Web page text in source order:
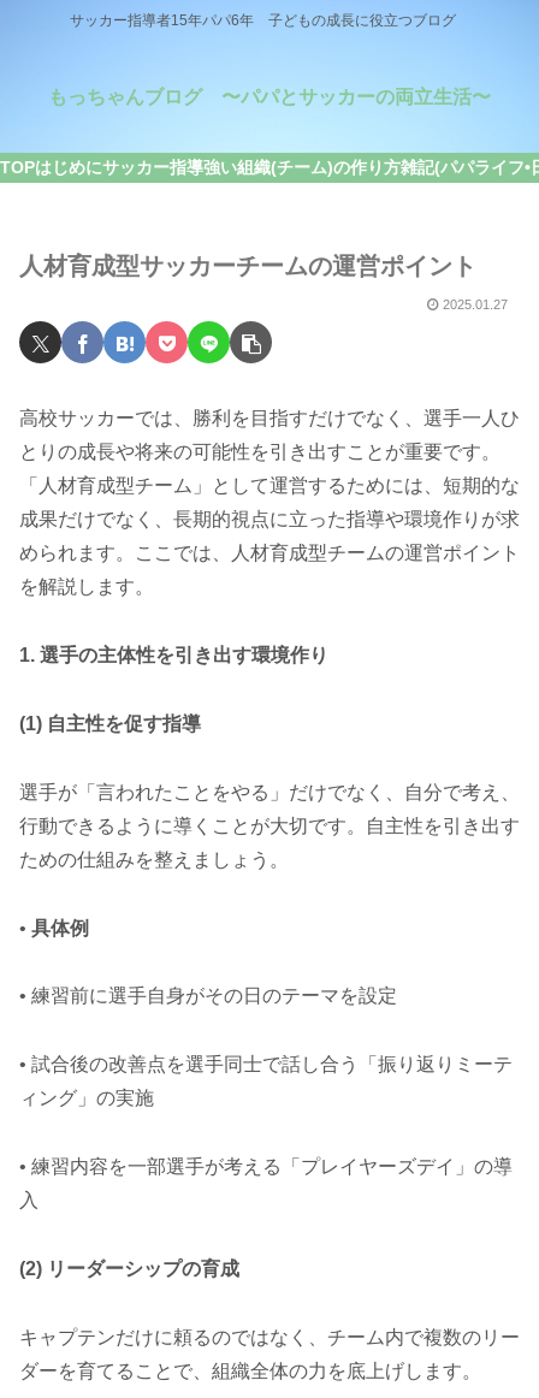
サッカー指導者15年パパ6年 子どもの成長に役立つブログ
もっちゃんブログ 〜パパとサッカーの両立生活〜
TOPはじめにサッカー指導強い組織(チーム)の作り方雑記(パパライフ•
人材育成型サッカーチームの運営ポイント
2025.01.27
高校サッカーでは、勝利を目指すだけでなく、選手一人ひ
とりの成長や将来の可能性を引き出すことが重要です。
「人材育成型チーム」として運営するためには、短期的な
成果だけでなく、長期的視点に立った指導や環境作りが求
められます。ここでは、人材育成型チームの運営ポイント
を解説します。
1. 選手の主体性を引き出す環境作り
(1) 自主性を促す指導
選手が「言われたことをやる」だけでなく、自分で考え、
行動できるように導くことが大切です。自主性を引き出す
ための仕組みを整えましょう。
• 具体例
• 練習前に選手自身がその日のテーマを設定
• 試合後の改善点を選手同士で話し合う「振り返りミーテ
ィング」の実施
• 練習内容を一部選手が考える「プレイヤーズデイ」の導
入
(2) リーダーシップの育成
キャプテンだけに頼るのではなく、チーム内で複数のリー
ダーを育てることで、組織全体の力を底上げします。